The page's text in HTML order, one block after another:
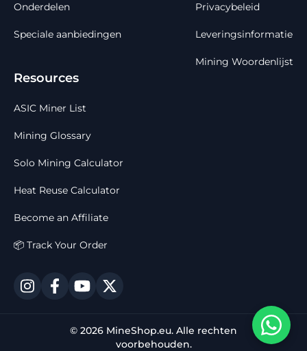
Onderdelen
Speciale aanbiedingen
Privacybeleid
Leveringsinformatie
Mining Woordenlijst
Resources
ASIC Miner List
Mining Glossary
Solo Mining Calculator
Heat Reuse Calculator
Become an Affiliate
📦 Track Your Order
© 2026 MineShop.eu. Alle rechten
voorbehouden.